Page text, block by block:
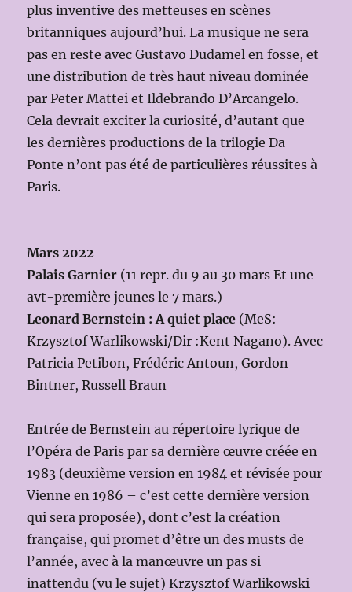
plus inventive des metteuses en scènes
britanniques aujourd’hui. La musique ne sera
pas en reste avec Gustavo Dudamel en fosse, et
une distribution de très haut niveau dominée
par Peter Mattei et Ildebrando D’Arcangelo.
Cela devrait exciter la curiosité, d’autant que
les dernières productions de la trilogie Da
Ponte n’ont pas été de particulières réussites à
Paris.
Mars 2022
Palais Garnier (11 repr. du 9 au 30 mars Et une
avt-première jeunes le 7 mars.)
Leonard Bernstein : A quiet place (MeS:
Krzysztof Warlikowski/Dir :Kent Nagano). Avec
Patricia Petibon, Frédéric Antoun, Gordon
Bintner, Russell Braun
Entrée de Bernstein au répertoire lyrique de
l’Opéra de Paris par sa dernière œuvre créée en
1983 (deuxième version en 1984 et révisée pour
Vienne en 1986 – c’est cette dernière version
qui sera proposée), dont c’est la création
française, qui promet d’être un des musts de
l’année, avec à la manœuvre un pas si
inattendu (vu le sujet) Krzysztof Warlikowski